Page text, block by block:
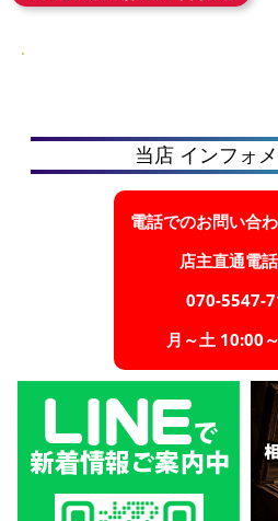
当店 インフォ
電話でのお問い合
店主直通電
070-5547-
月～土 10:00